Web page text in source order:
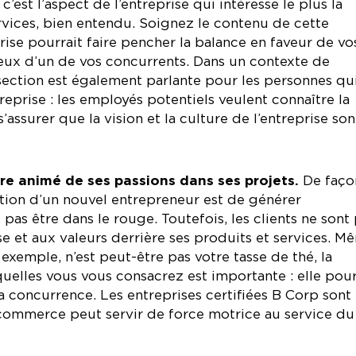
l’aspect de l’entreprise qui intéresse le plus la
bien entendu. Soignez le contenu de cette
pourrait faire pencher la balance en faveur de
d’un de vos concurrents. Dans un contexte de
est également parlante pour les personnes
: les employés potentiels veulent connaître la
que la vision et la culture de l’entreprise
animé de ses passions dans ses projets. De
d’un nouvel entrepreneur est de générer
être dans le rouge. Toutefois, les clients ne sont
et aux valeurs derrière ses produits et services.
n’est peut-être pas votre tasse de thé, la
vous vous consacrez est importante : elle
concurrence. Les entreprises certifiées B Corp sont
peut servir de force motrice au service du